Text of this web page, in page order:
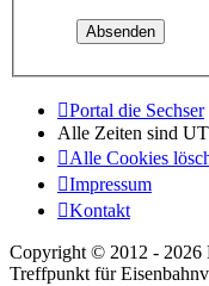
Portal die Sechser
Alle Zeiten sind
Alle Cookies
Impressum
Kontakt
Copyright © 2012 - 2026
Treffpunkt für